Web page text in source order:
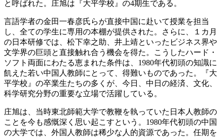
と呼ばれた。庄旭は『大平学校』の4期生である。
言語学者の金田一春彦氏らが直接中国に赴いて授業を担当
し、全ての学生に専用の本棚が提供された。さらに、１カ月
の日本研修では、松下幸之助、井上靖といったビジネス界や
文学界の巨頭と直接触れ合う機会を得た。こうしたハード・
ソフト両面にわたる恵まれた条件は、1980年代初頭の知識に
飢えた若い中国人教師にとって、得難いものであった。『大
平学校』の卒業生たちの多くが、今日、中日の経済、文化、
科学研究分野の重要な立場で活躍している。
庄旭は、当時東北師範大学で教鞭を執っていた日本人教師の
ことを今も感慨深く思い起こすという。1980年代初頭の中国
の大学では、外国人教師は稀少な人的資源であった。任期を